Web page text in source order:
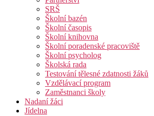
SRŠ
Školní bazén
Školní časopis
Školní knihovna
Školní poradenské pracoviště
Školní psycholog
Školská rada
Testování tělesné zdatnosti žáků
Vzdělávací program
Zaměstnanci školy
Nadaní žáci
Jídelna